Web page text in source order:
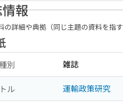
報
の詳細や典拠（同じ主題の資料を指
別 雑誌
ル 運輸政策研究